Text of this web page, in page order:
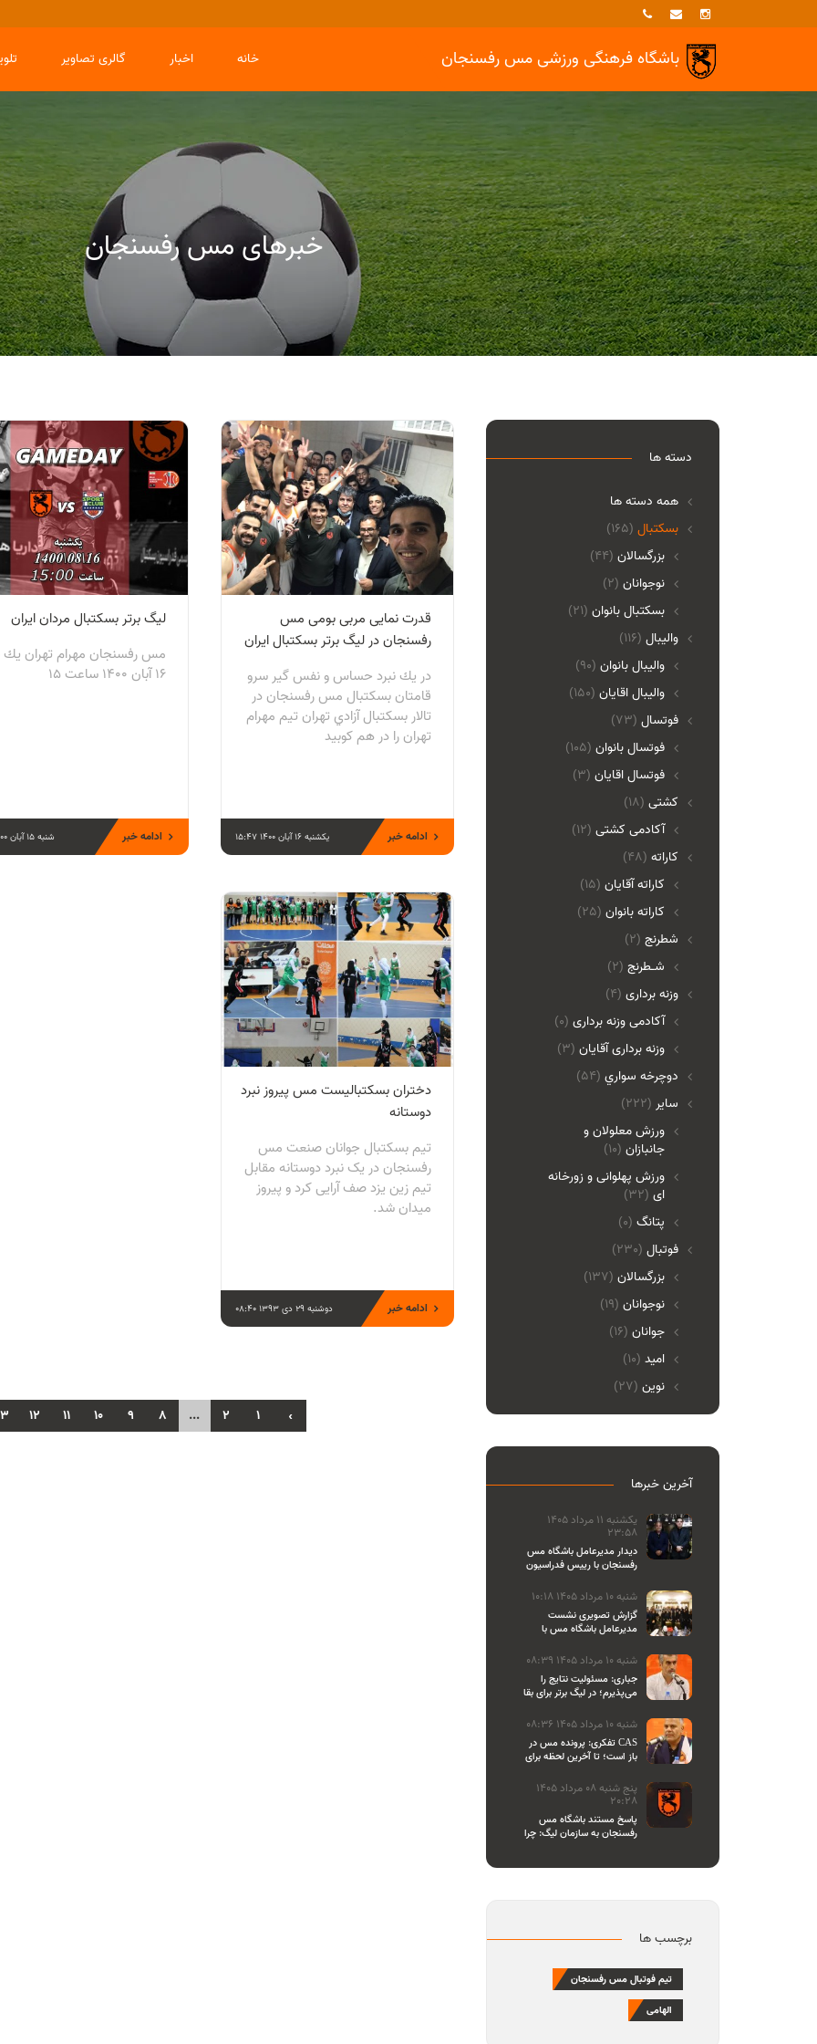
باشگاه فرهنگی ورزشیمس رفسنجان گالری تصاویر اخبار خانه
خبرهای مس رفسنجان
خبرها بسکتبال
قدرت نمایی مربی بومی مس
رفسنجان در ليگ برتر بسکتبال ايران
در يك نبرد حساس و نفس گير سرو
قامتان بسكتبال مس رفسنجان در
تالار بسكتبال آزادي تهران تيم مهرام
تهران را در هم كوبيد
یکشنبه 16 آبان 1400 15:47 ادامه خبر
لیگ برتر بسکتبال مردان ایران
مس رفسنجان مهرام تهران يك
١٦ آبان ١٤٠٠ ساعت ١٥
شنبه 15 آبان 1400 19:46 ادامه خبر
دختران بسکتبالیست مس پیروز نبرد
دوستانه
تیم بسکتبال جوانان صنعت مس
رفسنجان در یک نبرد دوستانه مقابل
تیم زین یزد صف آرایی کرد و پیروز
میدان شد.
دوشنبه 29 دی 1393 08:40 ادامه خبر
‹
1
2
...
8
9
10
11
12
دسته ها
همه دسته ها
(165) بسکتبال
بزرگسالان (44)
نوجوانان (2)
بسکتبال بانوان (21)
(116) والیبال
واليبال بانوان (90)
واليبال اقايان (150)
(73) فوتسال
فوتسال بانوان (105)
فوتسال اقايان (3)
(18) کشتی
آکادمی کشتی (12)
(48) کاراته
کاراته آقایان (15)
کاراته بانوان (25)
(2) شطرنج
شـطرنج (2)
(4) وزنه برداری
آکادمی وزنه برداری (0)
وزنه برداری آقایان (3)
(54) دوچرخه سواري
(222) ساير
ورزش معلولان و
جانبازان (10)
ورزش پهلوانی و زورخانه
ای (32)
پتانگ (0)
(230) فوتبال
بزرگسالان (137)
نوجوانان (19)
جوانان (16)
امید (10)
نوین (27)
آخرین خبرها
یکشنبه 11 مرداد 1405
23:58
دیدار مدیرعامل باشگاه مس
رفسنجان با رییس فدراسیون
شنبه 10 مرداد 1405 10:18
گزارش تصویری نشست
مدیرعامل باشگاه مس با
شنبه 10 مرداد 1405 08:39
جباری: مسئولیت نتایج را
می‌پذیرم؛ در لیگ برتر برای بقا
می‌جنگیم
شنبه 10 مرداد 1405 08:36
تفکری: پرونده مس در CAS
باز است؛ تا آخرین لحظه برای
پنج شنبه 08 مرداد 1405
20:28
پاسخ مستند باشگاه مس
رفسنجان به سازمان لیگ: چرا
برچسب ها
تیم فوتبال مس رفسنجان
الهامی